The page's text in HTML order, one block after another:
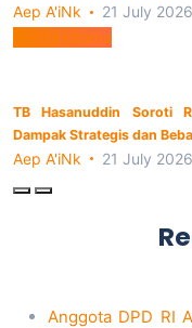
Aep A'iNk 21 July 2026
Berita Utama
TB Hasanuddin Soroti
Dampak Strategis dan
Aep A'iNk 21 July 2026
Anggota DPD RI